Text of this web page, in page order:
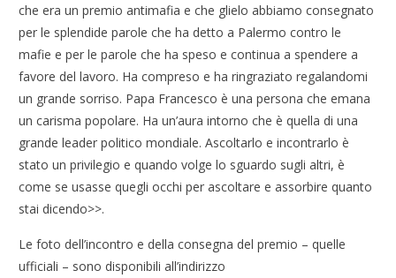
che era un premio antimafia e che glielo abbiamo consegnato
per le splendide parole che ha detto a Palermo contro le
mafie e per le parole che ha speso e continua a spendere a
favore del lavoro. Ha compreso e ha ringraziato regalandomi
un grande sorriso. Papa Francesco è una persona che emana
un carisma popolare. Ha un’aura intorno che è quella di una
grande leader politico mondiale. Ascoltarlo e incontrarlo è
stato un privilegio e quando volge lo sguardo sugli altri, è
come se usasse quegli occhi per ascoltare e assorbire quanto
stai dicendo>>.
Le foto dell’incontro e della consegna del premio – quelle
ufficiali – sono disponibili all’indirizzo